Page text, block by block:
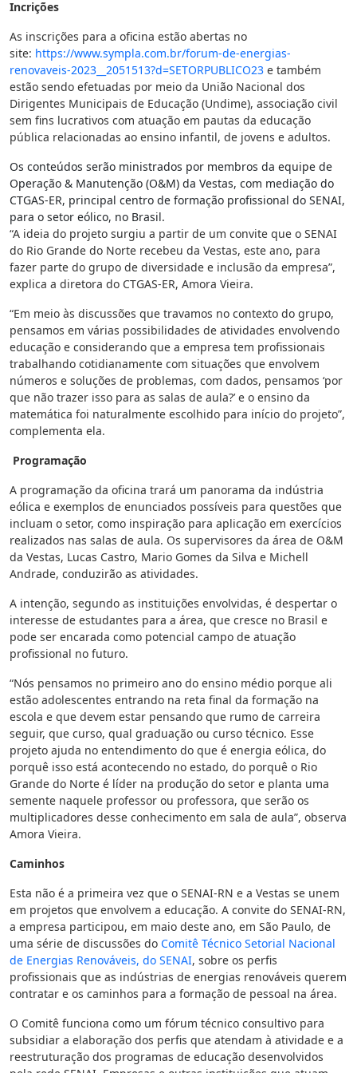
Incrições
As inscrições para a oficina estão abertas no
site: https://www.sympla.com.br/forum-de-energias-
renovaveis-2023__2051513?d=SETORPUBLICO23 e também
estão sendo efetuadas por meio da União Nacional dos
Dirigentes Municipais de Educação (Undime), associação civil
sem fins lucrativos com atuação em pautas da educação
pública relacionadas ao ensino infantil, de jovens e adultos.
Os conteúdos serão ministrados por membros da equipe de
Operação & Manutenção (O&M) da Vestas, com mediação do
CTGAS-ER, principal centro de formação profissional do SENAI,
para o setor eólico, no Brasil.
“A ideia do projeto surgiu a partir de um convite que o SENAI
do Rio Grande do Norte recebeu da Vestas, este ano, para
fazer parte do grupo de diversidade e inclusão da empresa”,
explica a diretora do CTGAS-ER, Amora Vieira.
“Em meio às discussões que travamos no contexto do grupo,
pensamos em várias possibilidades de atividades envolvendo
educação e considerando que a empresa tem profissionais
trabalhando cotidianamente com situações que envolvem
números e soluções de problemas, com dados, pensamos ‘por
que não trazer isso para as salas de aula?’ e o ensino da
matemática foi naturalmente escolhido para início do projeto”,
complementa ela.
Programação
A programação da oficina trará um panorama da indústria
eólica e exemplos de enunciados possíveis para questões que
incluam o setor, como inspiração para aplicação em exercícios
realizados nas salas de aula. Os supervisores da área de O&M
da Vestas, Lucas Castro, Mario Gomes da Silva e Michell
Andrade, conduzirão as atividades.
A intenção, segundo as instituições envolvidas, é despertar o
interesse de estudantes para a área, que cresce no Brasil e
pode ser encarada como potencial campo de atuação
profissional no futuro.
“Nós pensamos no primeiro ano do ensino médio porque ali
estão adolescentes entrando na reta final da formação na
escola e que devem estar pensando que rumo de carreira
seguir, que curso, qual graduação ou curso técnico. Esse
projeto ajuda no entendimento do que é energia eólica, do
porquê isso está acontecendo no estado, do porquê o Rio
Grande do Norte é líder na produção do setor e planta uma
semente naquele professor ou professora, que serão os
multiplicadores desse conhecimento em sala de aula”, observa
Amora Vieira.
Caminhos
Esta não é a primeira vez que o SENAI-RN e a Vestas se unem
em projetos que envolvem a educação. A convite do SENAI-RN,
a empresa participou, em maio deste ano, em São Paulo, de
uma série de discussões do Comitê Técnico Setorial Nacional
de Energias Renováveis, do SENAI, sobre os perfis
profissionais que as indústrias de energias renováveis querem
contratar e os caminhos para a formação de pessoal na área.
O Comitê funciona como um fórum técnico consultivo para
subsidiar a elaboração dos perfis que atendam à atividade e a
reestruturação dos programas de educação desenvolvidos